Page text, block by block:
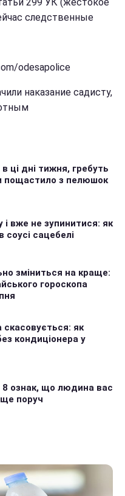
299 УК (жестокое
следственные
odesapolice
наказание садисту,
ці дні тижня, гребуть
пощастило з пелюшок
і вже не зупинитися: як
соусі сацебелі
зміниться на краще:
гороскопа
скасовується: як
кондиціонера у
8 ознак, що людина вас
поруч